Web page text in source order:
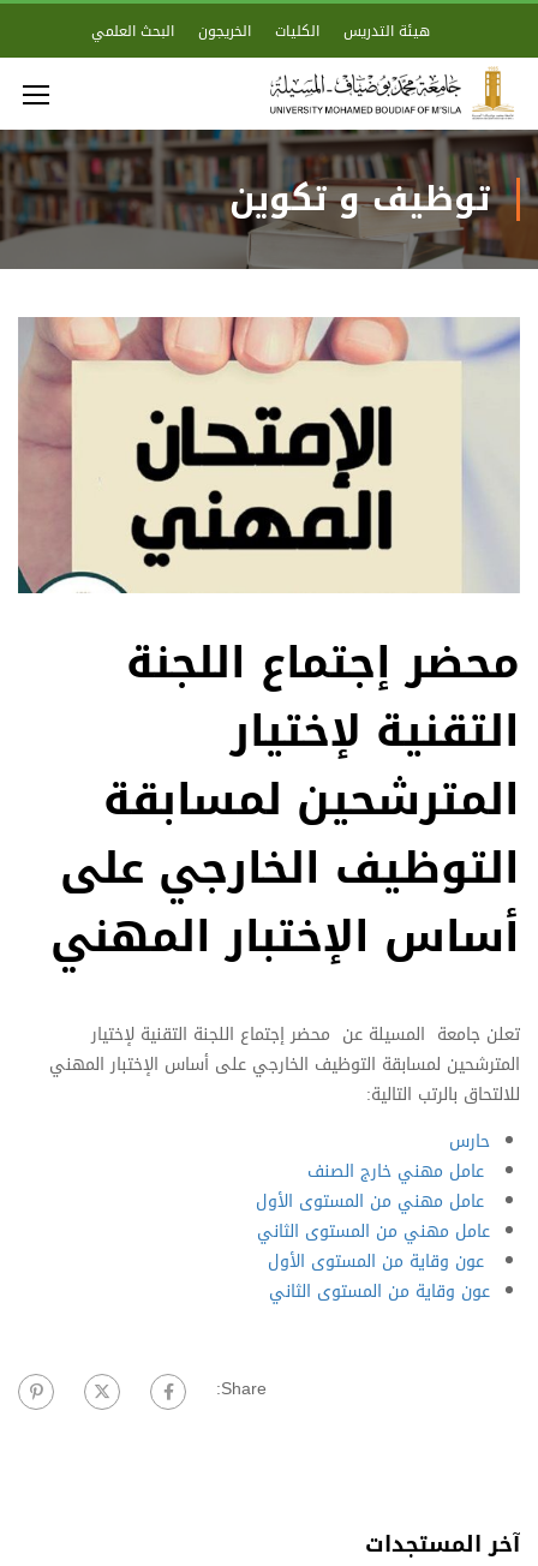
هيئة التدريس الكليات الخريجون البحث العلمي
توظيف و تكوين
محضر إجتماع اللجنة
التقنية لإختيار
المترشحين لمسابقة
التوظيف الخارجي على
أساس الإختبار المهني
تعلن جامعة المسيلة عن محضر إجتماع اللجنة التقنية لإختيار
المترشحين لمسابقة التوظيف الخارجي على أساس الإختبار المهني
للالتحاق بالرتب التالية:
حارس
عامل مهني خارج الصنف
عامل مهني من المستوى الأول
عامل مهني من المستوى الثاني
عون وقاية من المستوى الأول
عون وقاية من المستوى الثاني
Share:
آخر المستجدات